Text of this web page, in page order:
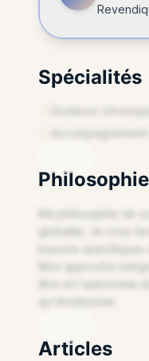
Spécialités
Douleurs
Accompagnement
Ma philosophie de
globalité. Je crois
besoins spécifiques
Mon approche
être et l'autonomie
Articles